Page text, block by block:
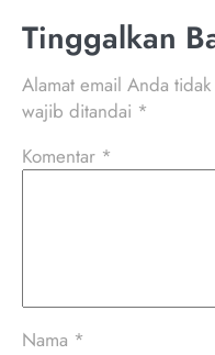
Tinggalkan
Alamat email Anda
wajib ditandai *
Komentar *
Nama *